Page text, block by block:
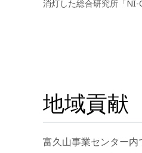
消灯した総合研究所「
地域貢献
富久山事業センター